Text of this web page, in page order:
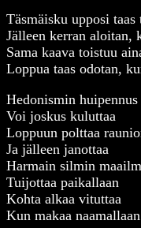
Täsmäisku upposi taas
Jälleen kerran aloitan,
Sama kaava toistuu
Loppua taas odotan,
Hedonismin huipennus
Voi joskus kuluttaa
Loppuun polttaa
Ja jälleen janottaa
Harmain silmin
Tuijottaa paikallaan
Kohta alkaa vituttaa
Kun makaa naamallaan